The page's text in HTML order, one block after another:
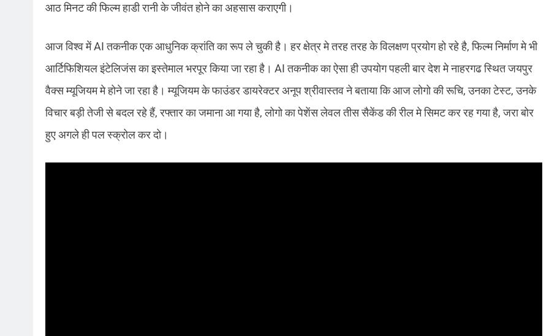
आठ मिनट की फिल्म हाडी रानी के जीवंत होने का अहसास कराएगी।
आज विश्व में AI तकनीक एक आधुनिक क्रांति का रूप ले चुकी है। हर क्षेत्र मे तरह तरह के विलक्षण प्रयोग हो रहे है, फिल्म निर्माण मे भी
आर्टिफिशियल इंटेलिजंस का इस्तेमाल भरपूर किया जा रहा है। AI तकनीक का ऐसा ही उपयोग पहली बार देश मे नाहरगढ स्थित जयपुर
वैक्स म्यूजियम मे होने जा रहा है। म्यूजियम के फाउंडर डायरेक्टर अनूप श्रीवास्तव ने बताया कि आज लोगो की रूचि, उनका टेस्ट, उनके
विचार बड़ी तेजी से बदल रहे हैं, रफ्तार का जमाना आ गया है, लोगो का पेशेंस लेवल तीस सैकेंड की रील मे सिमट कर रह गया है, जरा बोर
हुए अगले ही पल स्क्रोल कर दो।